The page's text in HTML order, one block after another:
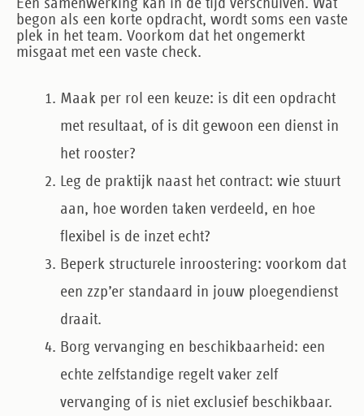
Een samenwerking kan in de tijd verschuiven. Wat
begon als een korte opdracht, wordt soms een vaste
plek in het team. Voorkom dat het ongemerkt
misgaat met een vaste check.
Maak per rol een keuze: is dit een opdracht
met resultaat, of is dit gewoon een dienst in
het rooster?
Leg de praktijk naast het contract: wie stuurt
aan, hoe worden taken verdeeld, en hoe
flexibel is de inzet echt?
Beperk structurele inroostering: voorkom dat
een zzp’er standaard in jouw ploegendienst
draait.
Borg vervanging en beschikbaarheid : een
echte zelfstandige regelt vaker zelf
vervanging of is niet exclusief beschikbaar.